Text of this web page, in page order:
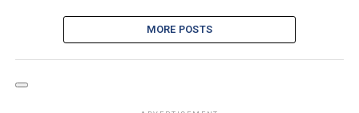
MORE POSTS